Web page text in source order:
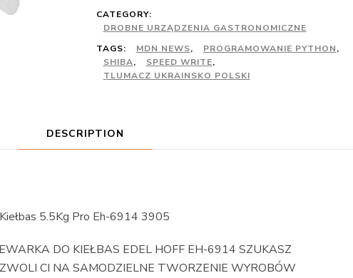
CATEGORY:
DROBNE URZĄDZENIA GASTRONOMICZNE
TAGS:
MDN NEWS, PROGRAMOWANIE PYTHON,
SHIBA, SPEED WRITE,
TLUMACZ UKRAINSKO POLSKI
DESCRIPTION
5.5Kg Pro Eh-6914 3905
DO KIEŁBAS EDEL HOFF EH-6914 SZUKASZ
CI NA SAMODZIELNE TWORZENIE WYROBÓW